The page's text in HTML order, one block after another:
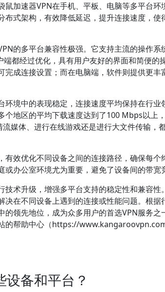
加速器VPN在手机、平板、电脑等多平台环
式架构，有效降低延迟，提升连接速度，使
的多平台兼容性极强。它支持主流的操作系
都经过优化，具有用户友好的界面和简便的
完成连接设置；而在电脑端，软件则提供更丰
环境中的表现稳定，连接速度平均保持在行
个地区的平均下载速度达到了100 Mbps以上
媒体、进行在线游戏还是进行大文件传输，
有效优化不同设备之间的连接路径，确保每个
办公室环境尤为重要，避免了设备间的带宽
技术升级，增强多平台支持的稳定性和兼容
决在不同设备上遇到的连接或性能问题。根
的领先地位，成为众多用户的首选VPN服务
的帮助中心（https://
设备和平台？